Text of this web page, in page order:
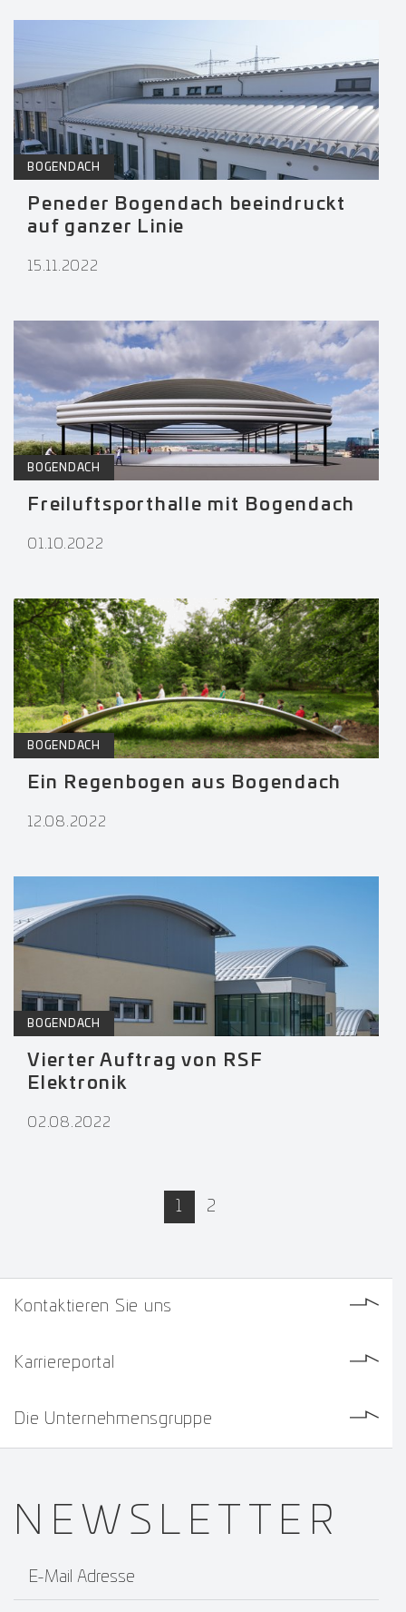
BOGENDACH
Peneder Bogendach beeindruckt
auf ganzer Linie
15.11.2022
BOGENDACH
Freiluftsporthalle mit Bogendach
01.10.2022
BOGENDACH
Ein Regenbogen aus Bogendach
12.08.2022
BOGENDACH
Vierter Auftrag von RSF
Elektronik
02.08.2022
1 active
2
Kontaktieren Sie uns
Karriereportal
Die Unternehmensgruppe
NEWS­ LETTER
E-Mail Adresse